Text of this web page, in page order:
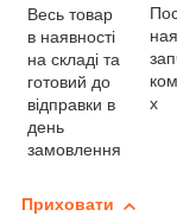
Весь товар
в наявності
на складі та
готовий до
відправки в
день
замовлення
х
Приховати